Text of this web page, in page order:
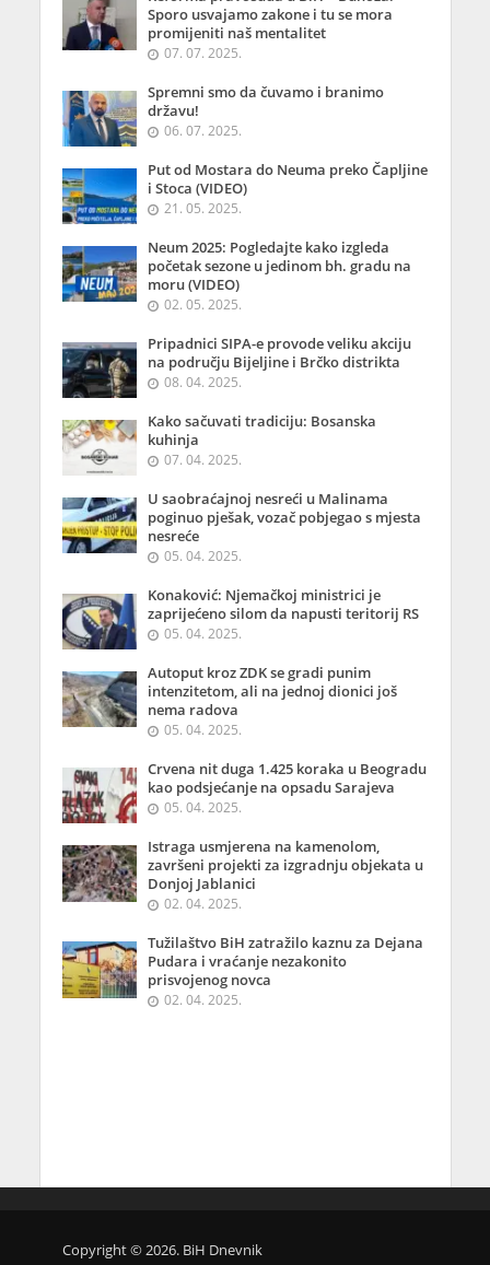
Sporo usvajamo zakone i tu se mora
promijeniti naš mentalitet
07. 07. 2025.
Spremni smo da čuvamo i branimo
državu!
06. 07. 2025.
Put od Mostara do Neuma preko Čapljine
i Stoca (VIDEO)
21. 05. 2025.
Neum 2025: Pogledajte kako izgleda
početak sezone u jedinom bh. gradu na
moru (VIDEO)
02. 05. 2025.
Pripadnici SIPA-e provode veliku akciju
na području Bijeljine i Brčko distrikta
08. 04. 2025.
Kako sačuvati tradiciju: Bosanska
kuhinja
07. 04. 2025.
U saobraćajnoj nesreći u Malinama
poginuo pješak, vozač pobjegao s mjesta
nesreće
05. 04. 2025.
Konaković: Njemačkoj ministrici je
zaprijećeno silom da napusti teritorij RS
05. 04. 2025.
Autoput kroz ZDK se gradi punim
intenzitetom, ali na jednoj dionici još
nema radova
05. 04. 2025.
Crvena nit duga 1.425 koraka u Beogradu
kao podsjećanje na opsadu Sarajeva
05. 04. 2025.
Istraga usmjerena na kamenolom,
završeni projekti za izgradnju objekata u
Donjoj Jablanici
02. 04. 2025.
Tužilaštvo BiH zatražilo kaznu za Dejana
Pudara i vraćanje nezakonito
prisvojenog novca
02. 04. 2025.
Copyright © 2026. BiH Dnevnik